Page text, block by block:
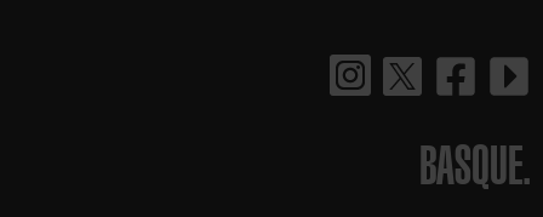
BASQUE.